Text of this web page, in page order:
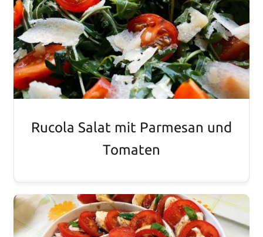
Rucola Salat mit Parmesan und
Tomaten